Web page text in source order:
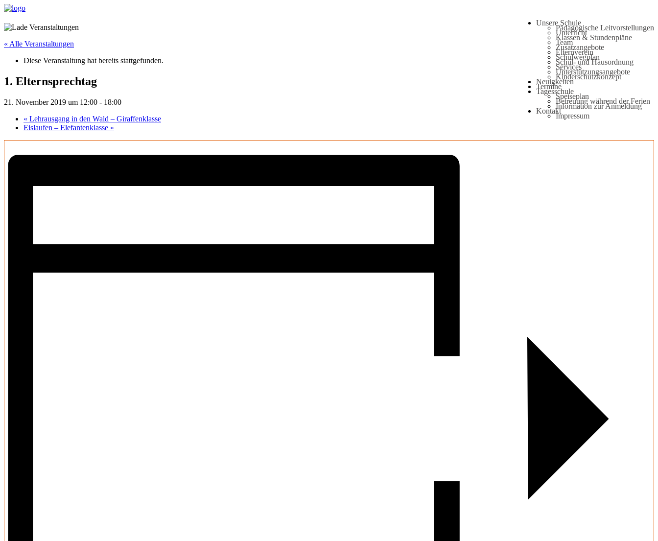
Unsere Schule
Pädagogische Leitvorstellungen
Unterricht
Klassen & Stundenpläne
Team
Zusatzangebote
Elternverein
Schulwegplan
Schul- und Hausordnung
Services
Unterstützungsangebote
Kinderschutzkonzept
Neuigkeiten
Termine
Tagesschule
Speiseplan
Betreuung während der Ferien
Information zur Anmeldung
Kontakt
Impressum
« Alle Veranstaltungen
Diese Veranstaltung hat bereits stattgefunden.
1. Elternsprechtag
21. November 2019 um 12:00 - 18:00
« Lehrausgang in den Wald – Giraffenklasse
Eislaufen – Elefantenklasse »